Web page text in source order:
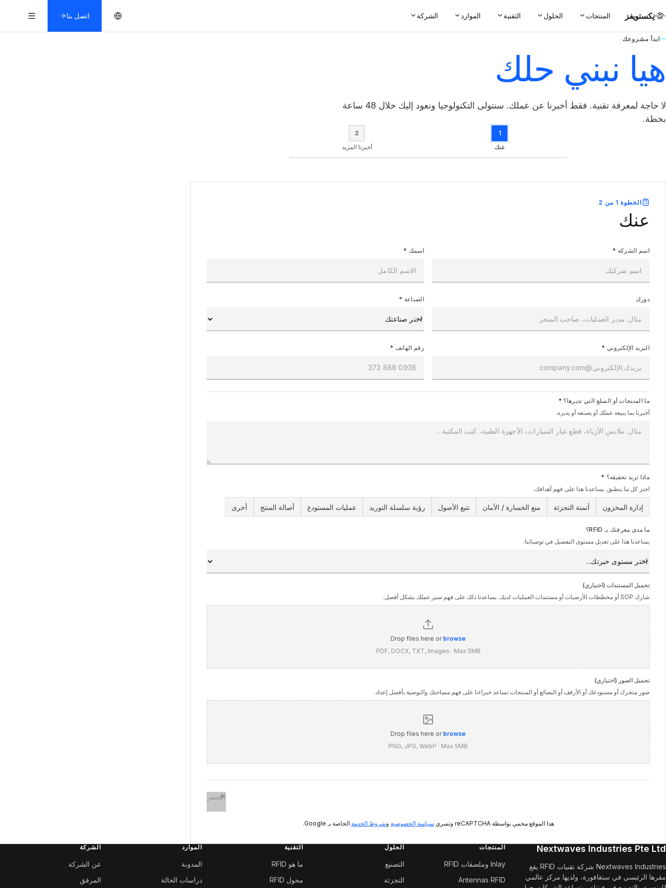
نِكستويفز المنتجات الحلول التقنية الموارد الشركة اتصل بنا
ابدأ مشروعك
هيا نبني حلك
لا حاجة لمعرفة تقنية. فقط أخبرنا عن عملك. سنتولى التكنولوجيا ونعود إليك خلال 48 ساعة
بخطة.
1
عنك
2
أخبرنا المزيد
الخطوة 1 من 2
عنك
اسم الشركة * اسمك *
دورك الصناعة *
البريد الإلكتروني * رقم الهاتف *
ما المنتجات أو السلع التي تديرها؟ *
أخبرنا بما يبيعه عملك أو يصنعه أو يديره.
ماذا تريد تحقيقه؟ *
اختر كل ما ينطبق. يساعدنا هذا على فهم أهدافك.
إدارة المخزون أتمتة التجزئة منع الخسارة / الأمان تتبع الأصول رؤية سلسلة التوريد عمليات المستودع أصالة المنتج أخرى
ما مدى معرفتك بـ RFID؟
يساعدنا هذا على تعديل مستوى التفصيل في توصياتنا.
تحميل المستندات (اختياري)
شارك SOP أو مخططات الأرضيات أو مستندات العمليات لديك. يساعدنا ذلك على فهم سير عملك بشكل أفضل.
Drop files here or browse
PDF, DOCX, TXT, Images · Max 5MB
تحميل الصور (اختياري)
صور متجرك أو مستودعك أو الأرفف أو البضائع أو المنتجات تساعد خبراءنا على فهم مساحتك والتوصية بأفضل إعداد.
Drop files here or browse
PNG, JPG, WebP · Max 5MB
استمر
هذا الموقع محمي بواسطة reCAPTCHA وتسري سياسة الخصوصية وشروط الخدمة الخاصة بـ Google.
Nextwaves Industries Pte Ltd
Nextwaves Industries شركة تقنيات RFID يقع
مقرها الرئيسي في سنغافورة، ولديها مركز عالمي
المنتجات
Inlay وملصقات RFID
Antennas RFID
الحلول
التصنيع
التجزئة
التقنية
ما هو RFID
محول RFID
الموارد
المدونة
دراسات الحالة
الشركة
عن الشركة
المرفق